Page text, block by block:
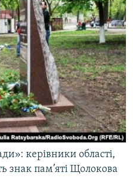
керівники області,
знак пам’яті Щолокова